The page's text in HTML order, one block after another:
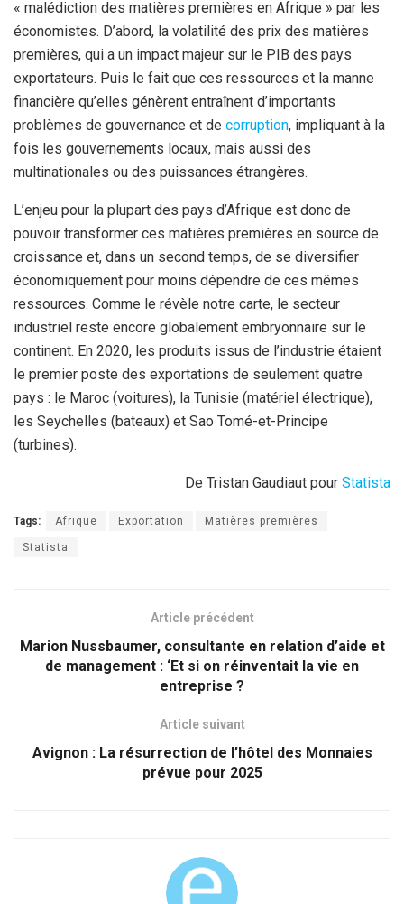
« malédiction des matières premières en Afrique » par les
économistes. D’abord, la volatilité des prix des matières
premières, qui a un impact majeur sur le PIB des pays
exportateurs. Puis le fait que ces ressources et la manne
financière qu’elles génèrent entraînent d’importants
problèmes de gouvernance et de corruption, impliquant à la
fois les gouvernements locaux, mais aussi des
multinationales ou des puissances étrangères.
L’enjeu pour la plupart des pays d’Afrique est donc de
pouvoir transformer ces matières premières en source de
croissance et, dans un second temps, de se diversifier
économiquement pour moins dépendre de ces mêmes
ressources. Comme le révèle notre carte, le secteur
industriel reste encore globalement embryonnaire sur le
continent. En 2020, les produits issus de l’industrie étaient
le premier poste des exportations de seulement quatre
pays : le Maroc (voitures), la Tunisie (matériel électrique),
les Seychelles (bateaux) et Sao Tomé-et-Principe
(turbines).
De Tristan Gaudiaut pour Statista
Tags: Afrique Exportation Matières premières
Statista
Article précédent
Marion Nussbaumer, consultante en relation d’aide et
de management : ‘Et si on réinventait la vie en
entreprise ?
Article suivant
Avignon : La résurrection de l’hôtel des Monnaies
prévue pour 2025